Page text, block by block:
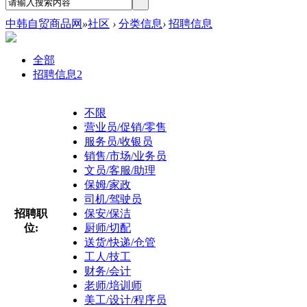
中韩自贸商品网 »社区 › 分类信息› 招聘信息
全部
招聘信息2
招聘职
位:
不限
营业员/促销/零售
服务员/收银员
销售/市场/业务员
文员/客服/助理
保姆/家政
司机/驾驶员
保安/保洁
厨师/切配
送货/快递/仓管
工人/技工
财务/会计
老师/培训师
美工/设计/程序员